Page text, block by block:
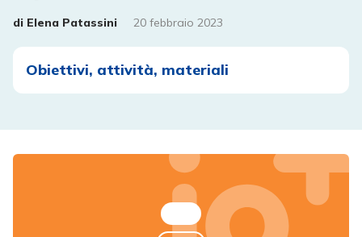
di Elena Patassini 20 febbraio 2023
Obiettivi, attività, materiali